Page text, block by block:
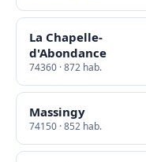
La Chapelle-
d'Abondance
74360 · 872 hab.
Massingy
74150 · 852 hab.